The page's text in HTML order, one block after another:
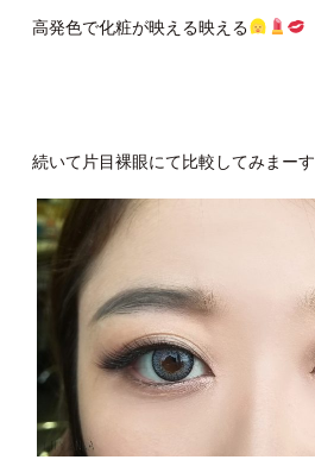
高発色で化粧が映える映える
続いて片目裸眼にて比較してみまーす